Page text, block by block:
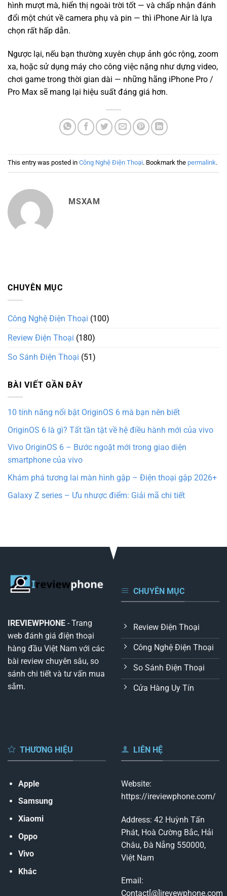
hình mượt mà, hiển thị ngoài trời tốt — và chấp nhận đánh
đổi một chút về camera phụ và pin — thì iPhone Air là lựa
chọn rất hấp dẫn.
Ngược lại, nếu bạn thường xuyên chụp ảnh góc rộng, zoom
xa, hoặc sử dụng máy cho công việc nặng như dựng video,
chơi game trong thời gian dài — những hãng iPhone Pro /
Pro Max sẽ mang lại hiệu suất đáng giá hơn.
This entry was posted in Công Nghệ Điện Thoại. Bookmark the permalink.
MSXAM
CHUYÊN MỤC
Công Nghệ Điện Thoại (100)
Review Điện Thoại (180)
So Sánh Điện Thoại (51)
BÀI VIẾT GẦN ĐÂY
10 tính năng nổi bật OriginOS 6 mà bạn nên biết
OriginOS 6 là gì? Tất tần tật về hệ điều hành mới của vivo
Vivo OriginOS 6 – Bước ngoặt mới trong giao diện
smartphone của vivo
Khám phá tương lai màn hình gập – Điện thoại gập 2026+
Galaxy Z series – Ưu nhược điểm: Giải mã chi tiết
IREVIEWPHONE - Trang
web đánh giá điện thoại
hàng đầu Việt Nam với các
bài review chuyên sâu, so
sánh chi tiết và tư vấn mua
sắm.
CHUYÊN MỤC
Review Điện Thoại
Công Nghệ Điện Thoại
So Sánh Điện Thoại
Cửa Hàng Uy Tín
THƯƠNG HIỆU
Apple
Samsung
Xiaomi
Oppo
Vivo
Khác
LIÊN HỆ
Website:
https://ireviewphone.com/
Address: 42 Huỳnh Tấn
Phát, Hoà Cường Bắc, Hải
Châu, Đà Nẵng 550000,
Việt Nam
Email:
Contact[@]irevewphone.com